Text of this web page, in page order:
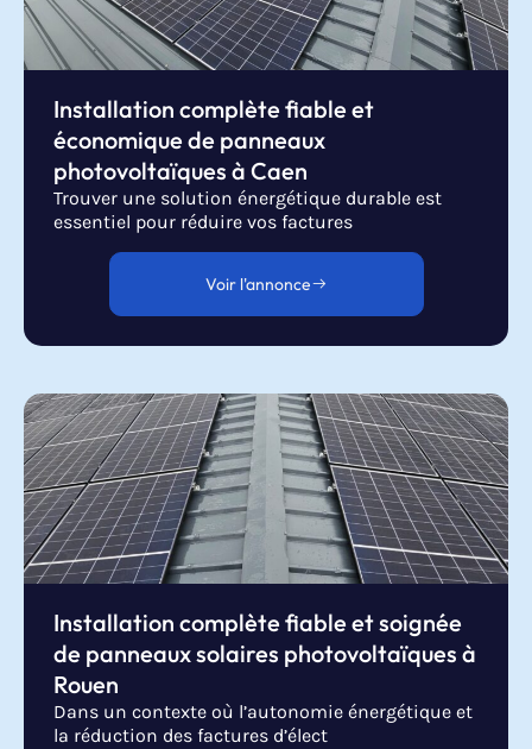
Installation complète fiable et
économique de panneaux
photovoltaïques à Caen
Trouver une solution énergétique durable est
essentiel pour réduire vos factures
Voir l'annonce
Installation complète fiable et soignée
de panneaux solaires photovoltaïques à
Rouen
Dans un contexte où l’autonomie énergétique et
la réduction des factures d’élect